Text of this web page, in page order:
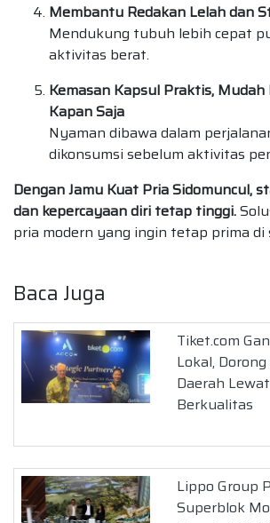
Membantu Redakan Lelah dan
Mendukung tubuh lebih cepat
aktivitas berat.
Kemasan Kapsul Praktis, Mudah
Kapan Saja
Nyaman dibawa dalam
dikonsumsi sebelum aktivitas
Dengan Jamu Kuat Pria Sidomuncul,
dan kepercayaan diri tetap tinggi.
pria modern yang ingin tetap prima di
Baca Juga
Tiket.com
Lokal,
Daerah
Berkualitas
Lippo Group
Superblok